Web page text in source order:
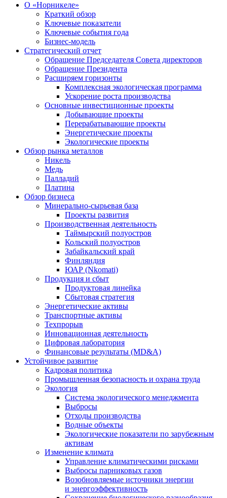
О «Норникеле»
Краткий обзор
Ключевые показатели
Ключевые события года
Бизнес-модель
Стратегический отчет
Обращение Председателя Совета директоров
Обращение Президента
Расширяем горизонты
Комплексная экологическая программа
Ускорение роста производства
Основные инвестиционные проекты
Добывающие проекты
Перерабатывающие проекты
Энергетические проекты
Экологические проекты
Обзор рынка металлов
Никель
Медь
Палладий
Платина
Обзор бизнеса
Минерально-сырьевая база
Проекты развития
Производственная деятельность
Таймырский полуостров
Кольский полуостров
Забайкальский край
Финляндия
ЮАР (Nkomati)
Продукция и сбыт
Продуктовая линейка
Сбытовая стратегия
Энергетические активы
Транспортные активы
Техпрорыв
Инновационная деятельность
Цифровая лаборатория
Финансовые результаты (MD&A)
Устойчивое развитие
Кадровая политика
Промышленная безопасность и охрана труда
Экология
Система экологического менеджмента
Выбросы
Отходы производства
Водные объекты
Экологические показатели по зарубежным
активам
Изменение климата
Управление климатическими рисками
Выбросы парниковых газов
Возобновляемые источники энергии
и энергоэффективность